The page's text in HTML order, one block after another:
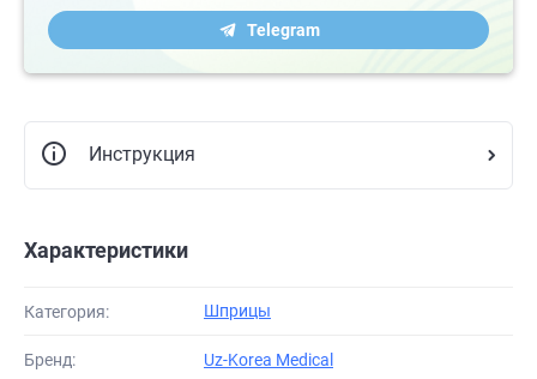
Telegram
Инструкция
Характеристики
Категория: Шприцы
Бренд: Uz-Korea Medical